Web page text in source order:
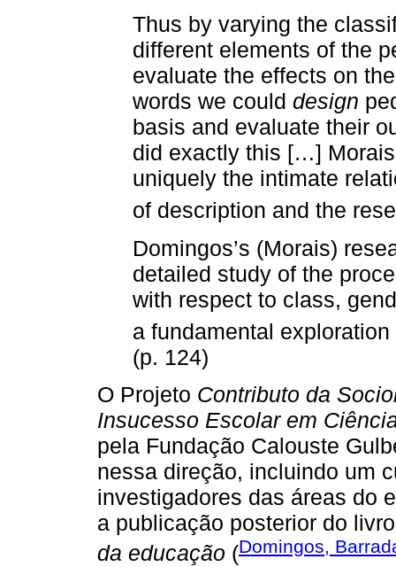
Thus by varying the
different elements of the
evaluate the effects on
words we could design
basis and evaluate their
did exactly this […]
uniquely the intimate
of description and the
Domingos’s (Morais)
detailed study of the
with respect to class,
a fundamental
(p. 124)
O Projeto Contributo da
Insucesso Escolar em
pela Fundação Calouste
nessa direção, incluindo um
investigadores das áreas do
a publicação posterior do
da educação (Domingos,